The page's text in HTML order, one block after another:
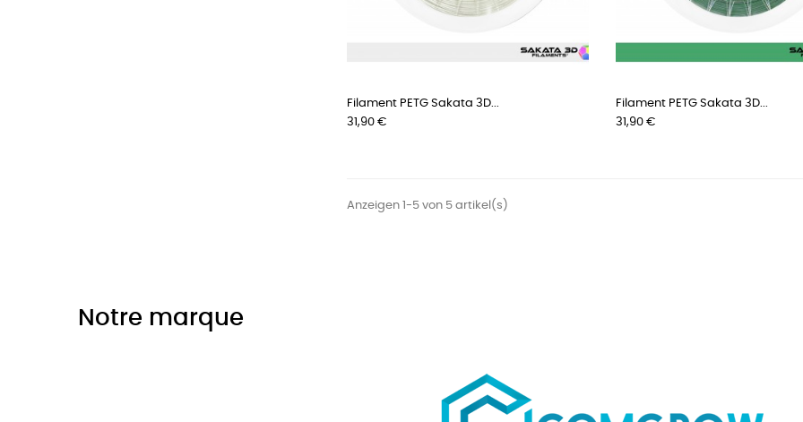
Filament PETG Sakata 3D...
Preis
31,90 €
Filament PETG Sakata 3D...
Preis
31,90 €
Anzeigen 1-5 von 5 artikel(s)
Notre marque